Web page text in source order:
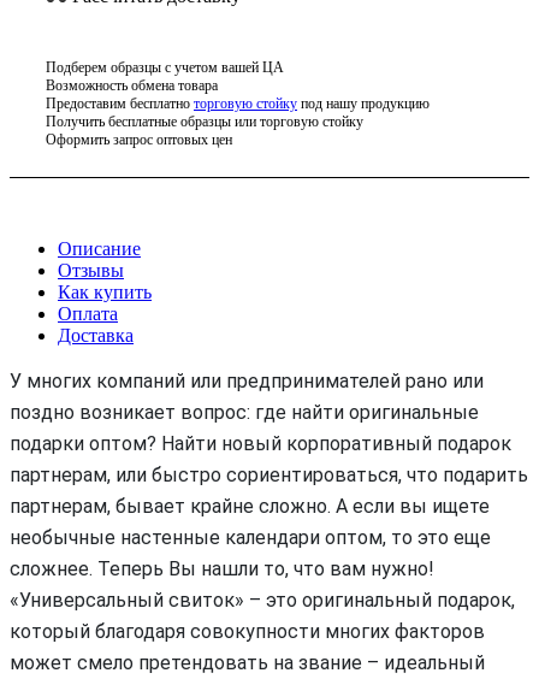
Подберем образцы с учетом вашей ЦА
Возможность обмена товара
Предоставим бесплатно торговую стойку под нашу продукцию
Получить бесплатные образцы или торговую стойку
Оформить запрос оптовых цен
Описание
Отзывы
Как купить
Оплата
Доставка
У многих компаний или предпринимателей рано или
поздно возникает вопрос: где найти оригинальные
подарки оптом? Найти новый корпоративный подарок
партнерам, или быстро сориентироваться, что подарить
партнерам, бывает крайне сложно. А если вы ищете
необычные настенные календари оптом, то это еще
сложнее. Теперь Вы нашли то, что вам нужно!
«Универсальный свиток» – это оригинальный подарок,
который благодаря совокупности многих факторов
может смело претендовать на звание – идеальный